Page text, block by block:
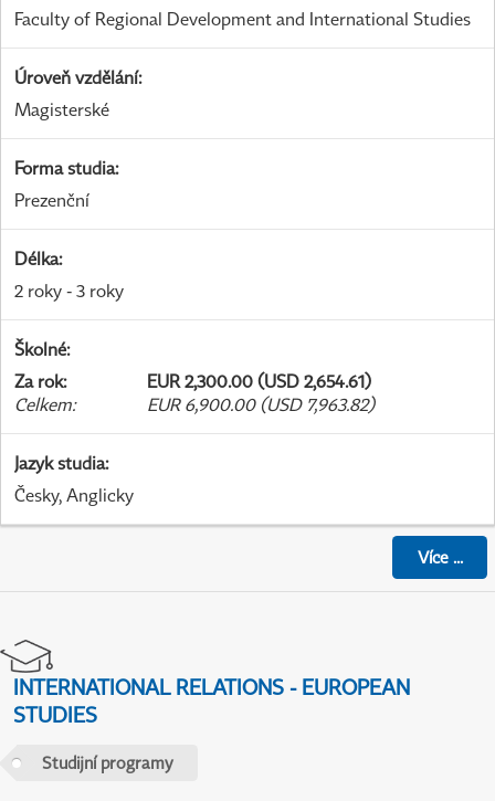
Faculty of Regional Development and International Studies
Úroveň vzdělání:
Magisterské
Forma studia:
Prezenční
Délka:
2 roky - 3 roky
Školné:
Za rok:
EUR 2,300.00 (USD 2,654.61)
Celkem: EUR 6,900.00 (USD 7,963.82)
Jazyk studia:
Česky, Anglicky
Více...
INTERNATIONAL RELATIONS - EUROPEAN
STUDIES
Studijní programy